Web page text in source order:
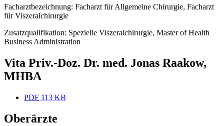
Facharztbezeichnung: Facharzt für Allgemeine Chirurgie, Facharzt
für Viszeralchirurgie
Zusatzqualifikation: Spezielle Viszeralchirurgie, Master of Health
Business Administration
Vita Priv.-Doz. Dr. med. Jonas Raakow,
MHBA
PDF 113 KB
Oberärzte